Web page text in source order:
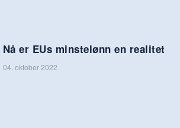
Nå er EUs minstelønn en realitet
04. oktober 2022